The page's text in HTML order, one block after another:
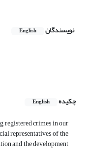
نویسندگان English
چکیده
English
registered crimes in our
representatives of the
and the development